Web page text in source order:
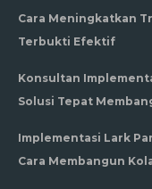
Cara Meningkatkan
Terbukti Efektif
Konsultan
Solusi Tepat
Implementasi Lark
Cara Membangun